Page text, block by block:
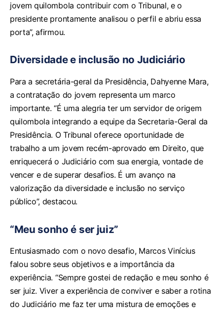
jovem quilombola contribuir com o Tribunal, e o
presidente prontamente analisou o perfil e abriu essa
porta”, afirmou.
Diversidade e inclusão no Judiciário
Para a secretária-geral da Presidência, Dahyenne Mara,
a contratação do jovem representa um marco
importante. “É uma alegria ter um servidor de origem
quilombola integrando a equipe da Secretaria-Geral da
Presidência. O Tribunal oferece oportunidade de
trabalho a um jovem recém-aprovado em Direito, que
enriquecerá o Judiciário com sua energia, vontade de
vencer e de superar desafios. É um avanço na
valorização da diversidade e inclusão no serviço
público”, destacou.
“Meu sonho é ser juiz”
Entusiasmado com o novo desafio, Marcos Vinícius
falou sobre seus objetivos e a importância da
experiência. “Sempre gostei de redação e meu sonho é
ser juiz. Viver a experiência de conviver e saber a rotina
do Judiciário me faz ter uma mistura de emoções e